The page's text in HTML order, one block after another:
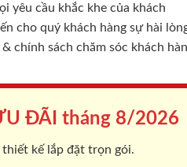
yêu cầu khắc khe của khách
cho quý khách hàng sự hài
chính sách chăm sóc khách
ĐÃI tháng 8/2026
thiết kế lắp đặt trọn gói.